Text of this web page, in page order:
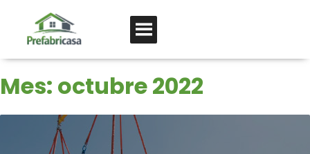
Mes: octubre 2022